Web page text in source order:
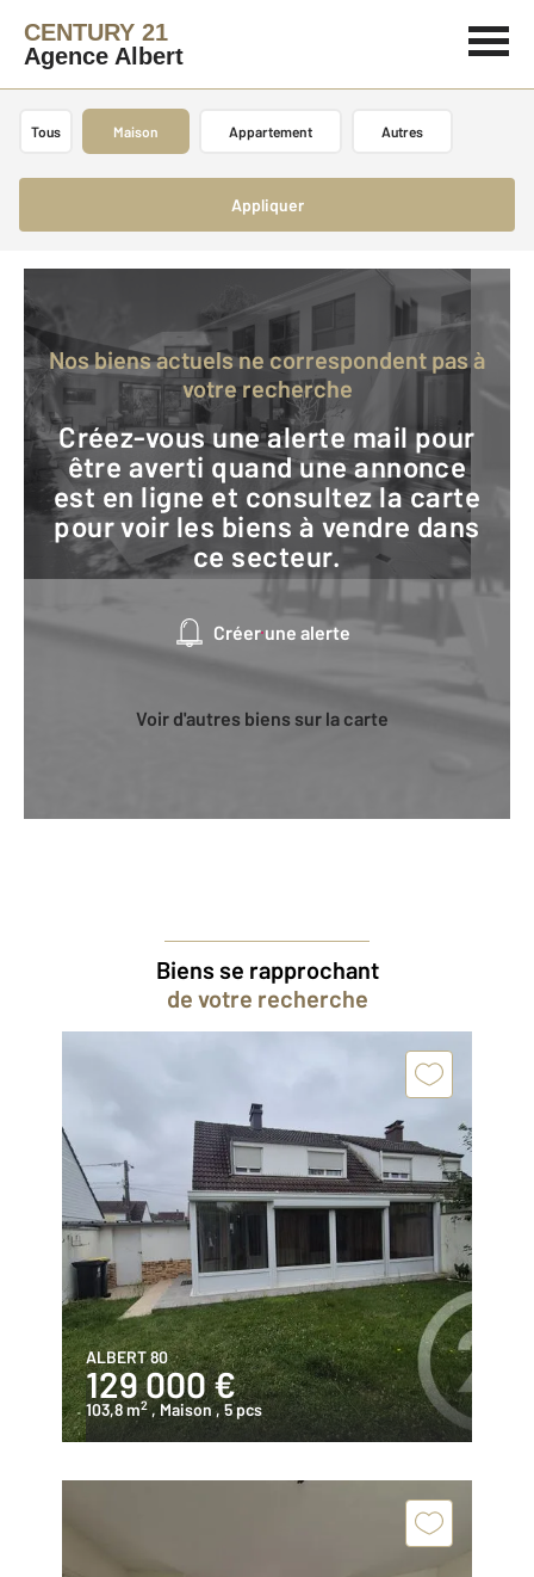
CENTURY 21
Agence Albert
Tous Maison Appartement Autres
Appliquer
Nos biens actuels ne correspondent pas à
votre recherche
Créez-vous une alerte mail pour
être averti quand une annonce
est en ligne et consultez la carte
pour voir les biens à vendre dans
ce secteur.
Créer une alerte
Voir d'autres biens sur la carte
Biens se rapprochant
de votre recherche
ALBERT 80
129 000 €
103,8 m2 , Maison, 5 pcs